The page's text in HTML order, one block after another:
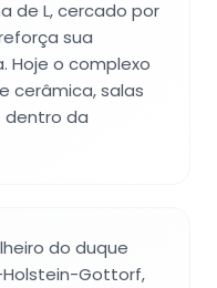
de L, cercado por
sua
Hoje o complexo
cerâmica, salas
dentro da
do duque
Gottorf,